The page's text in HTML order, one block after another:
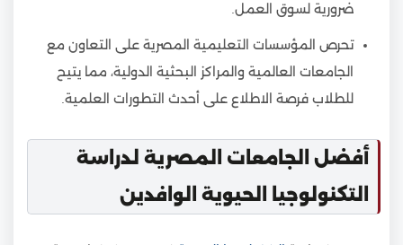
ضرورية لسوق العمل.
تحرص المؤسسات التعليمية المصرية على التعاون مع
الجامعات العالمية والمراكز البحثية الدولية، مما يتيح
للطلاب فرصة الاطلاع على أحدث التطورات العلمية.
أفضل الجامعات المصرية لدراسة
التكنولوجيا الحيوية الوافدين